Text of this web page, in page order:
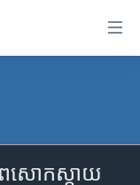
ពសោកស្តាយ